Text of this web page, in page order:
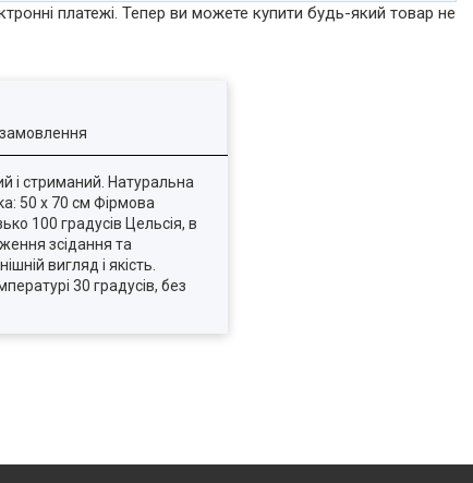
платежі. Тепер ви можете купити будь-який товар не
і стриманий. Натуральна
50 х 70 см Фірмова
100 градусів Цельсія, в
зсідання та
вигляд і якість.
30 градусів, без